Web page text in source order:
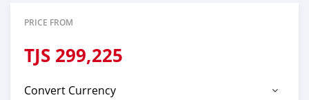
PRICE FROM
TJS 299,225
Convert Currency